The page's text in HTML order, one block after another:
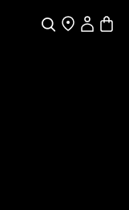
Wat zoek je?
Dealer zoeken
Mijn